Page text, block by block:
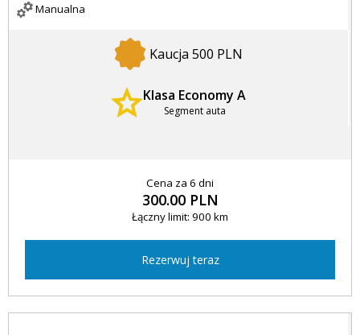
Manualna
Kaucja 500 PLN
Klasa Economy A
Segment auta
Cena za 6 dni
300.00 PLN
Łączny limit: 900 km
Rezerwuj teraz